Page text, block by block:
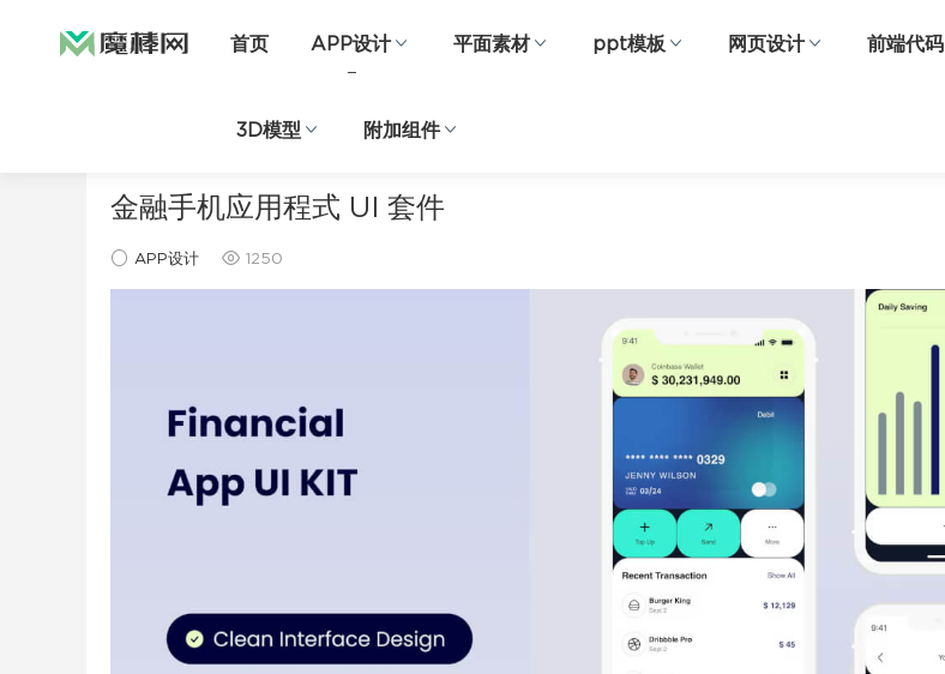
首页 APP设计 平面素材 ppt模板 网页设计 前端代码
3D模型 附加组件
APP设计
金融手机应用程式 UI 套件
APP设计 1250